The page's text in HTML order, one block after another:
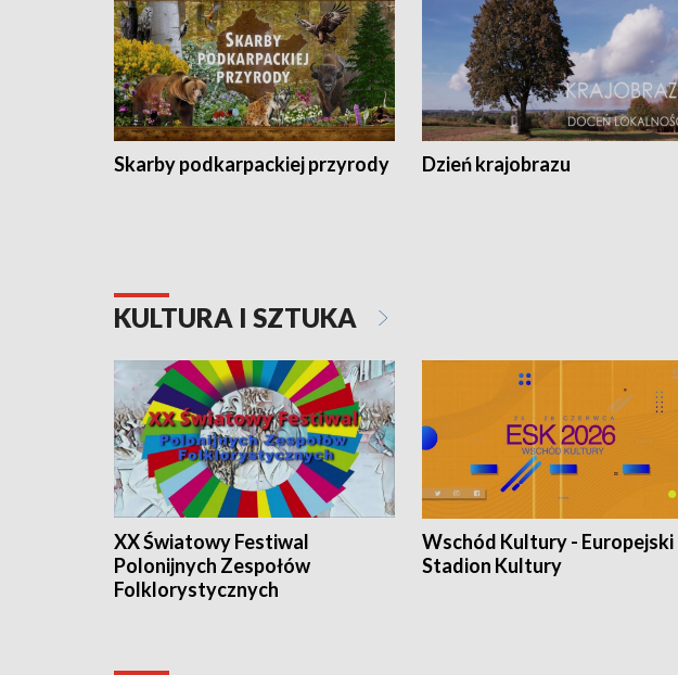
Skarby podkarpackiej przyrody Dzień krajobrazu
KULTURA I SZTUKA
XX Światowy Festiwal
Polonijnych Zespołów
Folklorystycznych
Wschód Kultury - Europejski
Stadion Kultury